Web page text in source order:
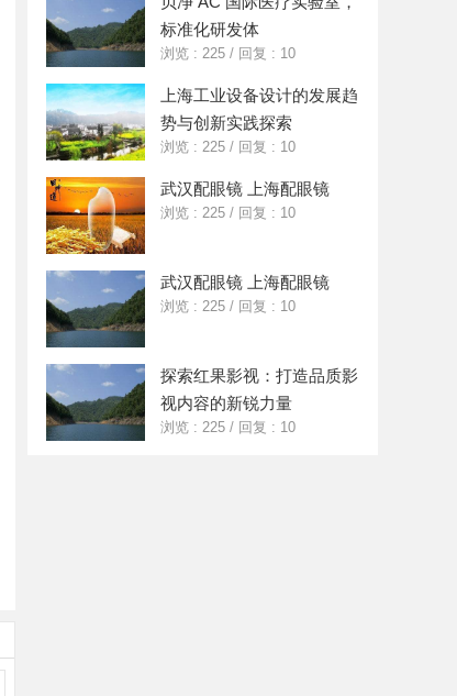
标准化研发体
浏览 : 225 / 回复 : 10
上海工业设备设计的发展趋
势与创新实践探索
浏览 : 225 / 回复 : 10
武汉配眼镜 上海配眼镜
浏览 : 225 / 回复 : 10
武汉配眼镜 上海配眼镜
浏览 : 225 / 回复 : 10
探索红果影视：打造品质影
视内容的新锐力量
浏览 : 225 / 回复 : 10